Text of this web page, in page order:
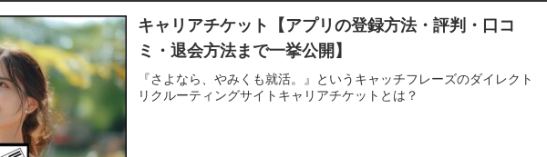
キャリアチケット【アプリの登録方法・評判・口コ
ミ・退会方法まで一挙公開】
『さよなら、やみくも就活。』というキャッチフレーズのダイレクト
リクルーティングサイトキャリアチケットとは？